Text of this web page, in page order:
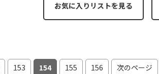
お気に入りリストを見る
153 154 155 156 次のページ